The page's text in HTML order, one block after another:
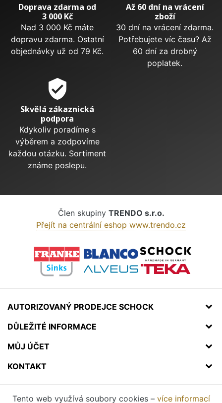
Doprava zdarma od
3 000 Kč
Nad 3 000 Kč máte
dopravu zdarma. Ostatní
objednávky už od 79 Kč.
Až 60 dní na vrácení
zboží
30 dní na vrácení zdarma.
Potřebujete víc času? Až
60 dní za drobný
poplatek.
verified_user
Skvělá zákaznická
podpora
Kdykoliv poradíme s
výběrem a zodpovíme
každou otázku. Sortiment
známe poslepu.
Člen skupiny TRENDO s.r.o.
Přejít na centrální eshop www.trendo.cz
AUTORIZOVANÝ PRODEJCE SCHOCK
DŮLEŽITÉ INFORMACE
MŮJ ÚČET
KONTAKT
Tento web využívá soubory cookies – více informací